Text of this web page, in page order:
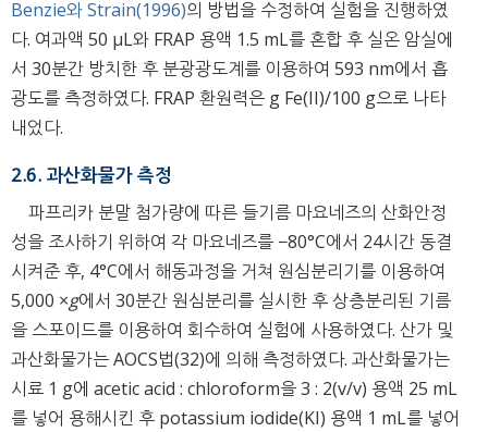
Benzie와 Strain(1996)의 방법을 수정하여 실험을 진행하였
다. 여과액 50 μL와 FRAP 용액 1.5 mL를 혼합 후 실온 암실에
서 30분간 방치한 후 분광광도계를 이용하여 593 nm에서 흡
광도를 측정하였다. FRAP 환원력은 g Fe(II)/100 g으로 나타
내었다.
2.6. 과산화물가 측정
파프리카 분말 첨가량에 따른 들기름 마요네즈의 산화안정
성을 조사하기 위하여 각 마요네즈를 −80°C에서 24시간 동결
시켜준 후, 4°C에서 해동과정을 거쳐 원심분리기를 이용하여
5,000 ×g에서 30분간 원심분리를 실시한 후 상층분리된 기름
을 스포이드를 이용하여 회수하여 실험에 사용하였다. 산가 및
과산화물가는 AOCS법(32)에 의해 측정하였다. 과산화물가는
시료 1 g에 acetic acid : chloroform을 3 : 2(v/v) 용액 25 mL
를 넣어 용해시킨 후 potassium iodide(KI) 용액 1 mL를 넣어